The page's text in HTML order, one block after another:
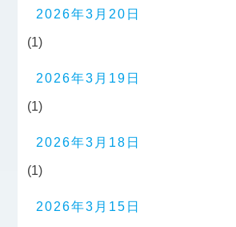
2026年3月20日
(1)
2026年3月19日
(1)
2026年3月18日
(1)
2026年3月15日